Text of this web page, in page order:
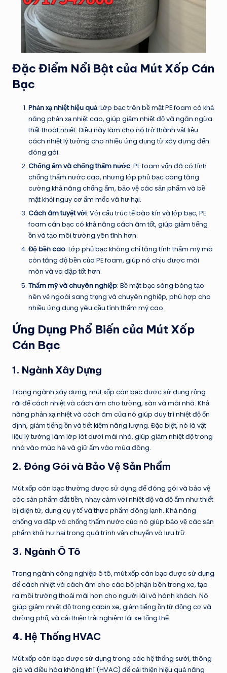
Đặc Điểm Nổi Bật của Mút Xốp Cán
Bạc
Phản xạ nhiệt hiệu quả: Lớp bạc trên bề mặt PE foam có khả
năng phản xạ nhiệt cao, giúp giảm nhiệt độ và ngăn ngừa
thất thoát nhiệt. Điều này làm cho nó trở thành vật liệu
cách nhiệt lý tưởng cho nhiều ứng dụng từ xây dựng đến
đóng gói.
Chống ẩm và chống thấm nước: PE foam vốn đã có tính
chống thấm nước cao, nhưng lớp phủ bạc càng tăng
cường khả năng chống ẩm, bảo vệ các sản phẩm và bề
mặt khỏi nguy cơ ẩm mốc và hư hại.
Cách âm tuyệt vời: Với cấu trúc tế bào kín và lớp bạc, PE
foam cán bạc có khả năng cách âm tốt, giúp giảm tiếng
ồn và tạo môi trường yên tĩnh hơn.
Độ bền cao: Lớp phủ bạc không chỉ tăng tính thẩm mỹ mà
còn tăng độ bền của PE foam, giúp nó chịu được mài
mòn và va đập tốt hơn.
Thẩm mỹ và chuyên nghiệp: Bề mặt bạc sáng bóng tạo
nên vẻ ngoài sang trọng và chuyên nghiệp, phù hợp cho
nhiều ứng dụng yêu cầu tính thẩm mỹ cao.
Ứng Dụng Phổ Biến của Mút Xốp
Cán Bạc
1. Ngành Xây Dựng
Trong ngành xây dựng, mút xốp cán bạc được sử dụng rộng
rãi để cách nhiệt và cách âm cho tường, sàn và mái nhà. Khả
năng phản xạ nhiệt và cách âm của nó giúp duy trì nhiệt độ ổn
định, giảm tiếng ồn và tiết kiệm năng lượng. Đặc biệt, nó là vật
liệu lý tưởng làm lớp lót dưới mái nhà, giúp giảm nhiệt độ trong
nhà vào mùa hè và giữ ấm vào mùa đông.
2. Đóng Gói và Bảo Vệ Sản Phẩm
Mút xốp cán bạc thường được sử dụng để đóng gói và bảo vệ
các sản phẩm đắt tiền, nhạy cảm với nhiệt độ và độ ẩm như thiết
bị điện tử, dụng cụ y tế và thực phẩm đông lạnh. Khả năng
chống va đập và chống thấm nước của nó giúp bảo vệ các sản
phẩm khỏi hư hại trong quá trình vận chuyển và lưu trữ.
3. Ngành Ô Tô
Trong ngành công nghiệp ô tô, mút xốp cán bạc được sử dụng
để cách nhiệt và cách âm cho các bộ phận bên trong xe, tạo
ra môi trường thoải mái hơn cho người lái và hành khách. Nó
giúp giảm nhiệt độ trong cabin xe, giảm tiếng ồn từ động cơ và
đường phố, và cải thiện trải nghiệm lái xe tổng thể.
4. Hệ Thống HVAC
Mút xốp cán bạc được sử dụng trong các hệ thống sưởi, thông
gió và điều hòa không khí (HVAC) để cải thiện hiệu quả năng